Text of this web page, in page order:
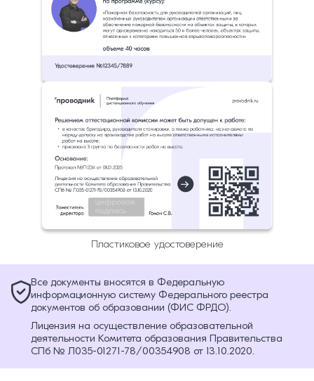
Пластиковое удостоверение
Все документы вносятся в Федеральную
информационную систему Федерального реестра
документов об образовании (ФИС ФРДО).
Лицензия на осуществление образовательной
деятельности Комитета образования Правительства
СПб № Л035-01271-78/00354908 от 13.10.2020.